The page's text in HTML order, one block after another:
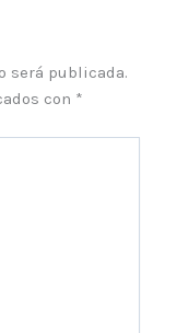
será publicada.
con *